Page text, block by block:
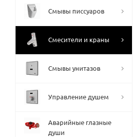
Смывы писсуаров
Смесители и краны
Смывы унитазов
Управление душем
Аварийные глазные
души